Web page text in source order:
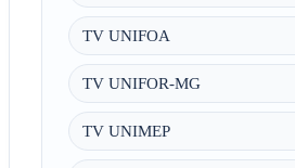
TV UNIFOA
TV UNIFOR-MG
TV UNIMEP